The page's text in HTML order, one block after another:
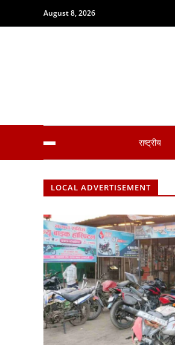
August 8, 2026
राष्ट्रीय
LOCAL ADVERTISEMENT